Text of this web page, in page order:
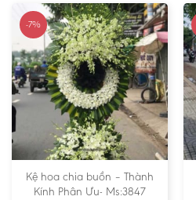
-7%
Kệ hoa chia buồn – Thành
Kính Phân Ưu- Ms:3847